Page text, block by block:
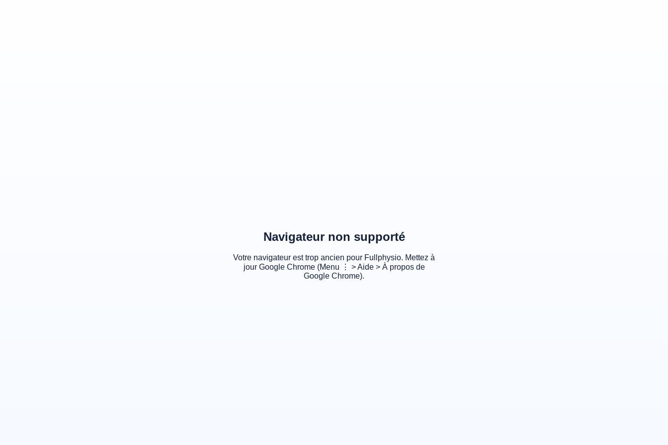
Navigateur non supporté
Votre navigateur est trop ancien pour Fullphysio. Mettez à
jour Google Chrome (Menu ⋮ > Aide > À propos de
Google Chrome).